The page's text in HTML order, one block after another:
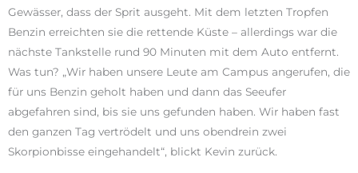
Gewässer, dass der Sprit ausgeht. Mit dem letzten Tropfen
Benzin erreichten sie die rettende Küste – allerdings war die
nächste Tankstelle rund 90 Minuten mit dem Auto entfernt.
Was tun? „Wir haben unsere Leute am Campus angerufen, die
für uns Benzin geholt haben und dann das Seeufer
abgefahren sind, bis sie uns gefunden haben. Wir haben fast
den ganzen Tag vertrödelt und uns obendrein zwei
Skorpionbisse eingehandelt“, blickt Kevin zurück.